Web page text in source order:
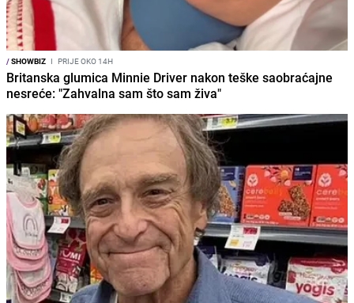
/SHOWBIZ I PRIJE OKO 14H
Britanska glumica Minnie Driver nakon teške saobraćajne
nesreće: "Zahvalna sam što sam živa"